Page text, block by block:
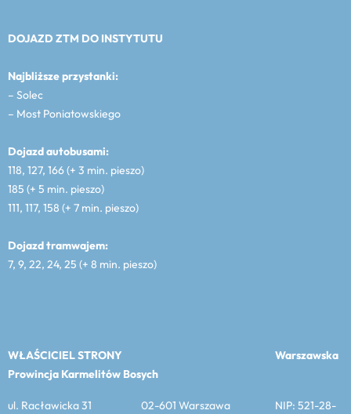
DOJAZD ZTM DO INSTYTUTU
Najbliższe przystanki:
– Solec
– Most Poniatowskiego
Dojazd autobusami:
118, 127, 166 (+ 3 min. pieszo)
185 (+ 5 min. pieszo)
111, 117, 158 (+ 7 min. pieszo)
Dojazd tramwajem:
7, 9, 22, 24, 25 (+ 8 min. pieszo)
WŁAŚCICIEL STRONY Warszawska
Prowincja Karmelitów Bosych
ul. Racławicka 31 02-601 Warszawa NIP: 521-28-